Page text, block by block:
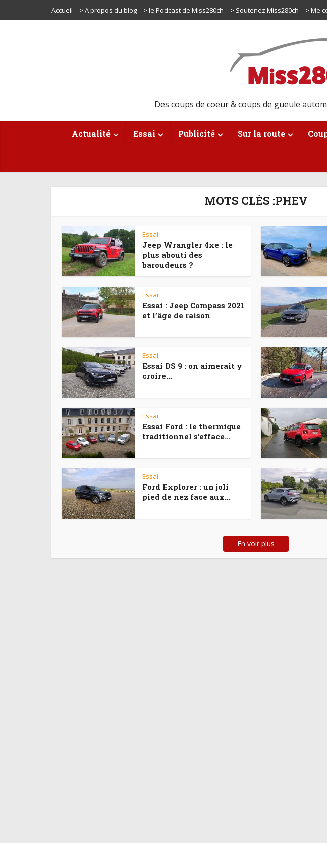
Accueil > A propos du blog > le Podcast de Miss280ch > Soutenez Miss280ch > Me
Des coups de coeur & coups de gueule
Actualité Essai Publicité Sur la route
MOTS CLÉS :PHEV
Essai
Jeep Wrangler 4xe : le
plus abouti des
baroudeurs ?
Essai
Essai : Jeep Compass 2021
et l’âge de raison
Essai
Essai DS 9 : on aimerait y
croire…
Essai
Essai Ford : le thermique
traditionnel s’efface...
Essai
Ford Explorer : un joli
pied de nez face aux...
En voir plus